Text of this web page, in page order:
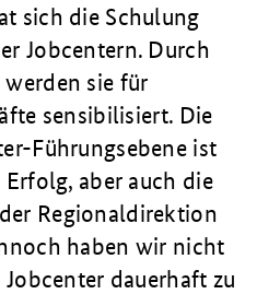
sich die Schulung
Jobcentern. Durch
sie für
sensibilisiert. Die
Führungsebene ist
aber auch die
Regionaldirektion
haben wir nicht
dauerhaft zu